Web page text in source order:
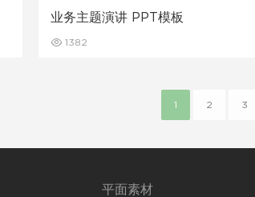
业务主题演讲 PPT模板
1382
1 2 3
平面素材